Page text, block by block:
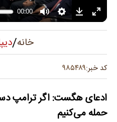
خانه/
کد خبر:۹۸۵۴۸۹
ادعای هگست: اگر ترامپ
حمله می‌کنیم